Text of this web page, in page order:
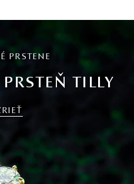
PRSTENE
TILLY